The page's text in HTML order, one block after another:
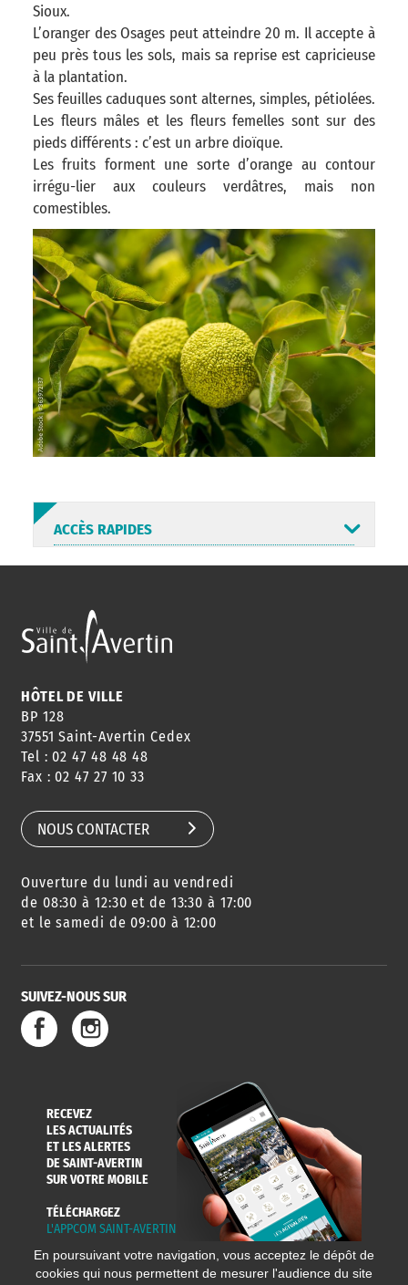
Sioux.
L’oranger des Osages peut atteindre 20 m. Il accepte à
peu près tous les sols, mais sa reprise est capricieuse
à la plantation.
Ses feuilles caduques sont alternes, simples, pétiolées.
Les fleurs mâles et les fleurs femelles sont sur des
pieds différents : c’est un arbre dioïque.
Les fruits forment une sorte d’orange au contour
irrégu-lier aux couleurs verdâtres, mais non
comestibles.
ACCÈS RAPIDES
ANNUAIRE
HORAIRES
CONSEILS
DE QUARTIER
AGENDA
DES SORTIES
URBANISME
SERVICE
DE L'EAU
HÔTEL DE VILLE
BP 128
37551 Saint-Avertin Cedex
Tel : 02 47 48 48 48
Fax : 02 47 27 10 33
NOUS CONTACTER
Ouverture du lundi au vendredi
de 08:30 à 12:30 et de 13:30 à 17:00
et le samedi de 09:00 à 12:00
SUIVEZ-NOUS SUR
RECEVEZ
LES ACTUALITÉS
ET LES ALERTES
DE SAINT-AVERTIN
SUR VOTRE MOBILE
TÉLÉCHARGEZ
L'APPCOM SAINT-AVERTIN
En poursuivant votre navigation, vous acceptez le dépôt de
cookies qui nous permettent de mesurer l'audience du site